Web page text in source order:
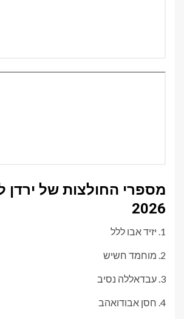
מספרי החולצות של ירדן
2026
1. יזיד אבו ללל
2. מוחמד חשיש
3. עבדאללה נסיב
4. חסן אבודואהב